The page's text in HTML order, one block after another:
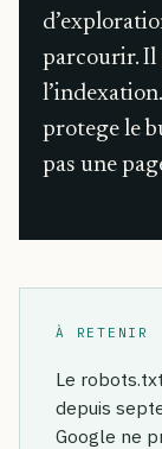
parcourir. Il
protege le
pas une
À RETENIR
Le
depuis
Google ne